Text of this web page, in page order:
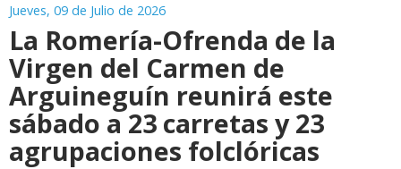
Jueves, 09 de Julio de 2026
La Romería-Ofrenda de la
Virgen del Carmen de
Arguineguín reunirá este
sábado a 23 carretas y 23
agrupaciones folclóricas